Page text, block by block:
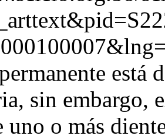
está
sin embargo,
uno o más